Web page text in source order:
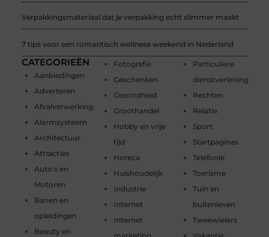
Verpakkingsmateriaal dat je verpakking echt slimmer maakt
7 tips voor een romantisch wellness weekend in Nederland
CATEGORIEËN
Aanbiedingen
Adverteren
Afvalverwerking
Alarmsysteem
Architectuur
Attracties
Auto’s en
Motoren
Banen en
opleidingen
Beauty en
Fotografie
Geschenken
Gezondheid
Groothandel
Hobby en vrije
tijd
Horeca
Huishoudelijk
Industrie
Internet
Internet
Particuliere
dienstverlening
Rechten
Relatie
Sport
Startpaginas
Telefonie
Toerisme
Tuin en
buitenleven
Tweewielers